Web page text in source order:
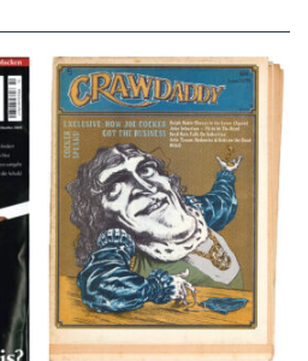
Crawdaddy – June/11/72